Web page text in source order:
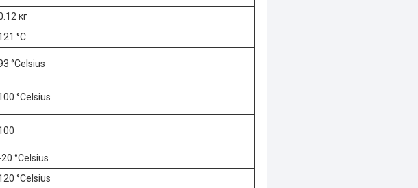
кг
°С
°Celsius
°Celsius
20 °Celsius
°Celsius